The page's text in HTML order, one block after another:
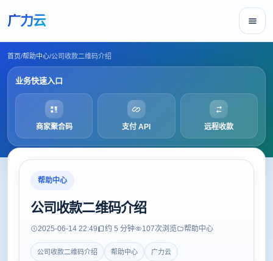
广力云
首页/帮助中心/公司收款二维码介绍
业务快速入口
商家聚合码 支付 API 远程收款
帮助中心
公司收款二维码介绍
2025-06-14 22:49 约 5 分钟 107次浏览 帮助中心
公司收款二维码介绍 帮助中心 广力云